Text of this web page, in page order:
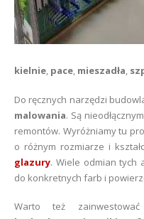
kielnie, pace, mieszadła,
Do ręcznych narzędzi
malowania. Są
remontów. Wyróżniamy tu
o różnym rozmiarze i
glazury. Wiele odmian tych
do konkretnych farb i
Warto też